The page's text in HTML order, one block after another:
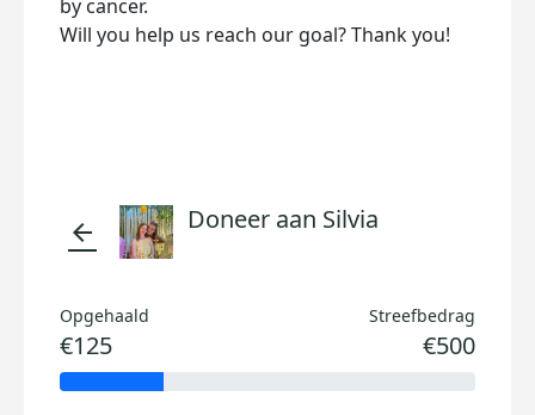
by cancer.
Will you help us reach our goal? Thank you!
arrow_back Doneer aan Silvia
Opgehaald
€125
Streefbedrag
€500